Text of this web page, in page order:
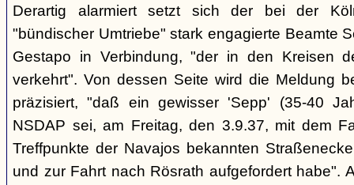
Derartig alarmiert setzt sich der bei der
"bündischer Umtriebe" stark engagierte Beamte
Gestapo in Verbindung, "der in den Kreisen
verkehrt". Von dessen Seite wird die Meldung
präzisiert, "daß ein gewisser 'Sepp' (35-40
NSDAP sei, am Freitag, den 3.9.37, mit dem
Treffpunkte der Navajos bekannten
und zur Fahrt nach Rösrath aufgefordert habe".